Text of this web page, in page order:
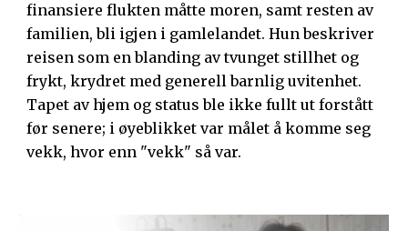
finansiere flukten måtte moren, samt resten av
familien, bli igjen i gamlelandet. Hun beskriver
reisen som en blanding av tvunget stillhet og
frykt, krydret med generell barnlig uvitenhet.
Tapet av hjem og status ble ikke fullt ut forstått
før senere; i øyeblikket var målet å komme seg
vekk, hvor enn "vekk" så var.